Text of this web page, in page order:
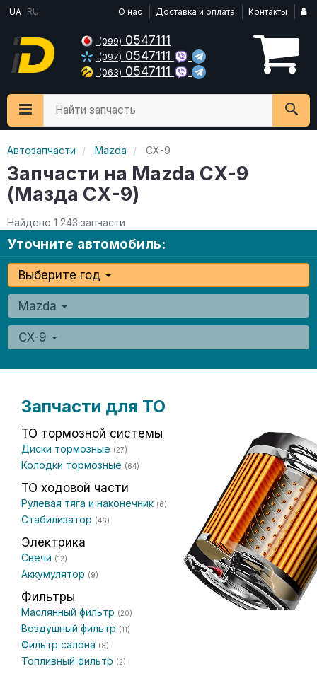
UA RU О нас Доставка и оплата Контакты
(099) 0547111
(097) 0547111
(063) 0547111
Найти запчасть
Автозапчасти Mazda CX-9
Запчасти на Mazda CX-9
(Мазда СХ-9)
Найдено 1 243 запчасти
Уточните автомобиль:
Выберите год
Mazda
CX-9
Запчасти для ТО
ТО тормозной системы
Диски тормозные (27)
Колодки тормозные (64)
ТО ходовой части
Рулевая тяга и наконечник (6)
Стабилизатор (46)
Электрика
Свечи (12)
Аккумулятор (9)
Фильтры
Маслянный фильтр (20)
Воздушный фильтр (11)
Фильтр салона (8)
Топливный фильтр (2)